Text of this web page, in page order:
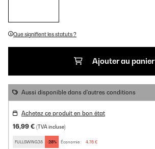
Que signifient les statuts ?
Ajouter au panier
Aussi disponible dans d'autres conditions
Achetez ce produit en bon état
16,99 € (TVA incluse)
FULLSWING28 -28% Économie : 4,76 €